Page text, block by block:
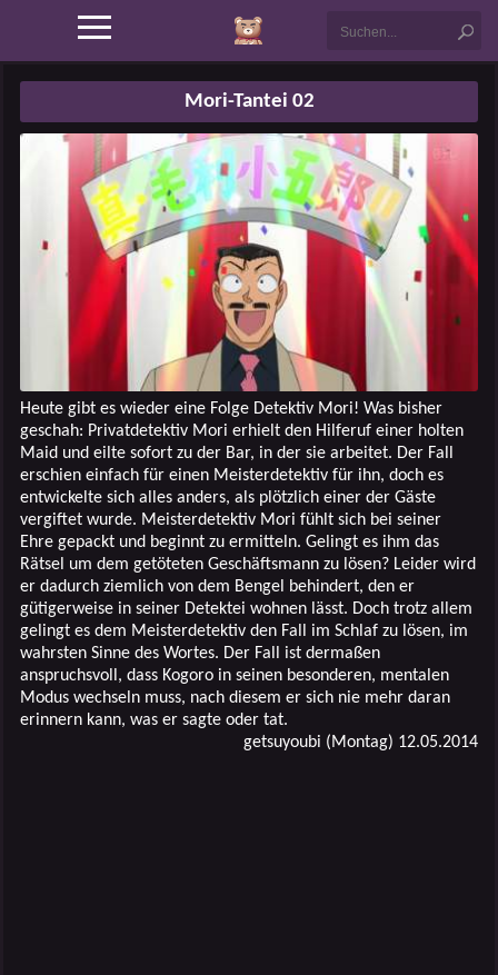
Mori-Tantei 02
Heute gibt es wieder eine Folge Detektiv Mori! Was bisher
geschah: Privatdetektiv Mori erhielt den Hilferuf einer holten
Maid und eilte sofort zu der Bar, in der sie arbeitet. Der Fall
erschien einfach für einen Meisterdetektiv für ihn, doch es
entwickelte sich alles anders, als plötzlich einer der Gäste
vergiftet wurde. Meisterdetektiv Mori fühlt sich bei seiner
Ehre gepackt und beginnt zu ermitteln. Gelingt es ihm das
Rätsel um dem getöteten Geschäftsmann zu lösen? Leider wird
er dadurch ziemlich von dem Bengel behindert, den er
gütigerweise in seiner Detektei wohnen lässt. Doch trotz allem
gelingt es dem Meisterdetektiv den Fall im Schlaf zu lösen, im
wahrsten Sinne des Wortes. Der Fall ist dermaßen
anspruchsvoll, dass Kogoro in seinen besonderen, mentalen
Modus wechseln muss, nach diesem er sich nie mehr daran
erinnern kann, was er sagte oder tat.
getsuyoubi (Montag) 12.05.2014